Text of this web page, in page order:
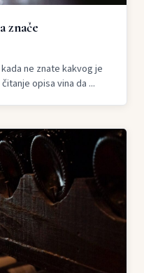
znače
ne znate kakvog je
opisa vina da ...